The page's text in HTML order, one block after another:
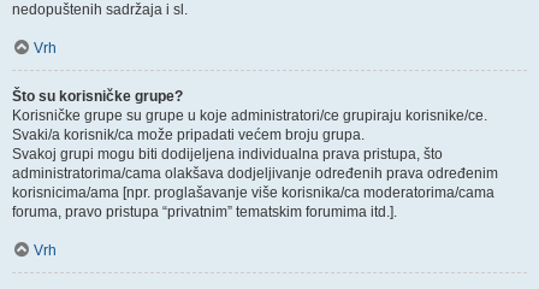
nedopuštenih sadržaja i sl.
Vrh
Što su korisničke grupe?
Korisničke grupe su grupe u koje administratori/ce grupiraju korisnike/ce.
Svaki/a korisnik/ca može pripadati većem broju grupa.
Svakoj grupi mogu biti dodijeljena individualna prava pristupa, što
administratorima/cama olakšava dodjeljivanje određenih prava određenim
korisnicima/ama [npr. proglašavanje više korisnika/ca moderatorima/cama
foruma, pravo pristupa “privatnim” tematskim forumima itd.].
Vrh